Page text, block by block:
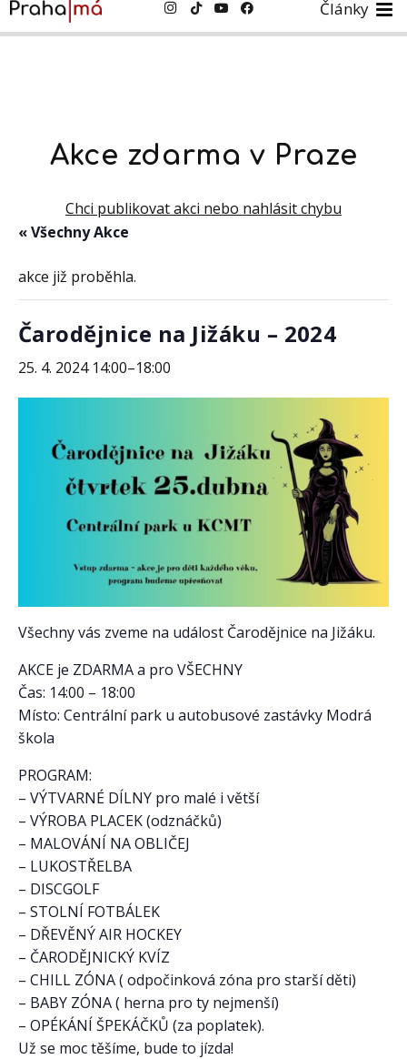
Články
Akce zdarma v Praze
Chci publikovat akci nebo nahlásit chybu
« Všechny Akce
akce již proběhla.
Čarodějnice na Jižáku – 2024
25. 4. 2024 14:00–18:00
Všechny vás zveme na událost Čarodějnice na Jižáku.
AKCE je ZDARMA a pro VŠECHNY
Čas: 14:00 – 18:00
Místo: Centrální park u autobusové zastávky Modrá
škola
PROGRAM:
– VÝTVARNÉ DÍLNY pro malé i větší
– VÝROBA PLACEK (odznáčků)
– MALOVÁNÍ NA OBLIČEJ
– LUKOSTŘELBA
– DISCGOLF
– STOLNÍ FOTBÁLEK
– DŘEVĚNÝ AIR HOCKEY
– ČARODĚJNICKÝ KVÍZ
– CHILL ZÓNA ( odpočinková zóna pro starší děti)
– BABY ZÓNA ( herna pro ty nejmenší)
– OPÉKÁNÍ ŠPEKÁČKŮ (za poplatek).
Už se moc těšíme, bude to jízda!